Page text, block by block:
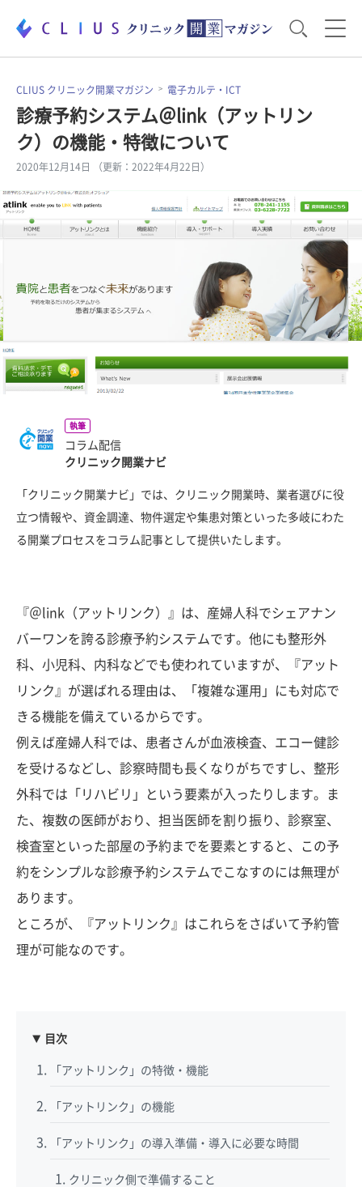
お役立ち資料 運営・経営のポイント
開業医のリアル 開業準備で大事なこと
電子カルテ・ICT 医療機器・事務機器
セミナー
CLIUS クリニック開業マガジン 電子カルテ・ICT
診療予約システム＠link（アットリン
ク）の機能・特徴について
2020年12月14日 （更新：2022年4月22日）
執筆
コラム配信
クリニック開業ナビ
「クリニック開業ナビ」では、クリニック開業時、業者選びに役
立つ情報や、資金調達、物件選定や集患対策といった多岐にわた
る開業プロセスをコラム記事として提供いたします。
『＠link（アットリンク）』は、産婦人科でシェアナン
バーワンを誇る診療予約システムです。他にも整形外
科、小児科、内科などでも使われていますが、『アット
リンク』が選ばれる理由は、「複雑な運用」にも対応で
きる機能を備えているからです。
例えば産婦人科では、患者さんが血液検査、エコー健診
を受けるなどし、診察時間も長くなりがちですし、整形
外科では「リハビリ」という要素が入ったりします。ま
た、複数の医師がおり、担当医師を割り振り、診察室、
検査室といった部屋の予約までを要素とすると、この予
約をシンプルな診療予約システムでこなすのには無理が
あります。
ところが、『アットリンク』はこれらをさばいて予約管
理が可能なのです。
目次
「アットリンク」の特徴・機能
「アットリンク」の機能
「アットリンク」の導入準備・導入に必要な時間
クリニック側で準備すること